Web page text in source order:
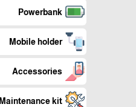
Powerbank
Mobile holder
Accessories
Maintenance kit